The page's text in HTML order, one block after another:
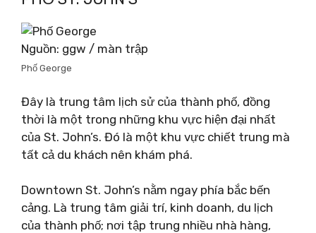
Nguồn: ggw / màn trập
Phố George
Đây là trung tâm lịch sử của thành phố, đồng
thời là một trong những khu vực hiện đại nhất
của St. John’s. Đó là một khu vực chiết trung mà
tất cả du khách nên khám phá.
Downtown St. John’s nằm ngay phía bắc bến
cảng. Là trung tâm giải trí, kinh doanh, du lịch
của thành phố; nơi tập trung nhiều nhà hàng,